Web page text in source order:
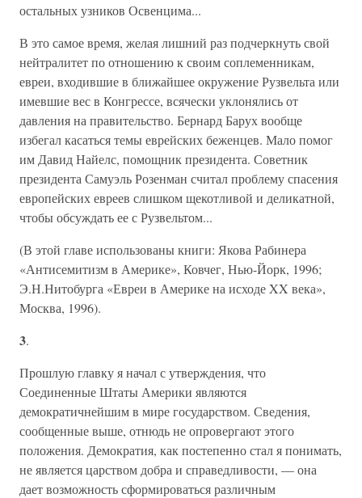
остальных узников Освенцима...
В это самое время, желая лишний раз подчеркнуть свой
нейтралитет по отношению к своим соплеменникам,
евреи, входившие в ближайшее окружение Рузвельта или
имевшие вес в Конгрессе, всячески уклонялись от
давления на правительство. Бернард Барух вообще
избегал касаться темы еврейских беженцев. Мало помог
им Давид Найелс, помощник президента. Советник
президента Самуэль Розенман считал проблему спасения
европейских евреев слишком щекотливой и деликатной,
чтобы обсуждать ее с Рузвельтом...
(В этой главе использованы книги: Якова Рабинера
«Антисемитизм в Америке», Ковчег, Нью-Йорк, 1996;
Э.Н.Нитобурга «Евреи в Америке на исходе XX века»,
Москва, 1996).
3.
Прошлую главку я начал с утверждения, что
Соединенные Штаты Америки являются
демократичнейшим в мире государством. Сведения,
сообщенные выше, отнюдь не опровергают этого
положения. Демократия, как постепенно стал я понимать,
не является царством добра и справедливости, — она
дает возможность сформироваться различным